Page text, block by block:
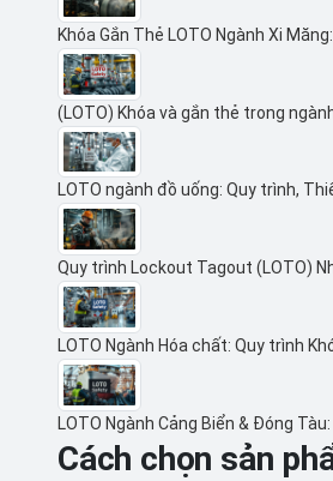
Khóa Gắn Thẻ LOTO Ngành Xi
(LOTO) Khóa và gắn thẻ trong
LOTO ngành đồ uống: Quy trình,
Quy trình Lockout Tagout (LOTO)
LOTO Ngành Hóa chất: Quy trình
LOTO Ngành Cảng Biển & Đóng
Cách chọn sản